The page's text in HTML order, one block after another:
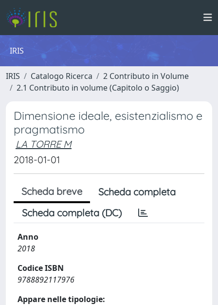
IRIS
IRIS Catalogo Ricerca
2 Contributo in Volume
2.1 Contributo in volume (Capitolo o Saggio)
Dimensione ideale, esistenzialismo e
pragmatismo
LA TORRE M
2018-01-01
Scheda breve
Scheda completa
Scheda completa (DC)
Anno
2018
Codice ISBN
9788892117976
Appare nelle tipologie: